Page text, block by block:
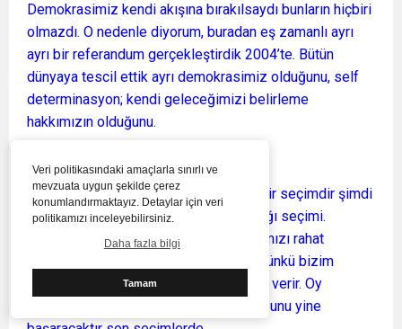
Veri politikasındaki amaçlarla sınırlı ve
mevzuata uygun şekilde çerez
konumlandırmaktayız. Detaylar için veri
politikamızı inceleyebilirsiniz.
Daha fazla bilgi
Tamam
Demokrasimiz kendi akışına bırakılsaydı bunların hiçbiri
olmazdı. O nedenle diyorum, buradan eş zamanlı ayrı
ayrı bir referandum gerçekleştirdik 2004’te. Bütün
dünyaya tescil ettik ayrı demokrasimiz olduğunu, self
determinasyon; kendi geleceğimizi belirleme
hakkımızın olduğunu.
Kendi geleceğimizi belirleyeceğimiz bir seçimdir şimdi
yaşamakta olduğumuz cumhurbaşkanlığı seçimi.
Buradan kendi insanımızı, vatandaşlarımızı rahat
bırakmak lazım. Sonuç doğru çıkacak çünkü bizim
insanımız demokratik girişimlerle ceza verir. Oy
sandığında cevap verir yanlış yapana. Bunu yine